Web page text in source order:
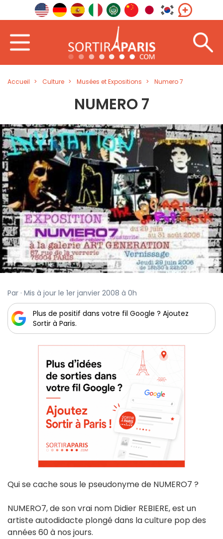
Accueil Culture Musées et Expositions Numero 7
NUMERO 7
Par · Mis à jour le 1er janvier 2008 à 0h
Plus de positif dans votre fil Google ? Ajoutez
Sortir à Paris.
Qui se cache sous le pseudonyme de NUMERO7 ?
NUMERO7, de son vrai nom Didier REBIERE, est un
artiste autodidacte plongé dans la culture pop des
années 60 à nos jours.